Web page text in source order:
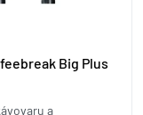
Big Plus
a